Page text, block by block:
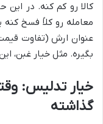
کالا رو کم کنه. در این
معامله رو کلاً فسخ کنه
عنوان ارش (تفاوت
بگیره. مثل خیار غبن،
خیار تدلیس:
گذاشته